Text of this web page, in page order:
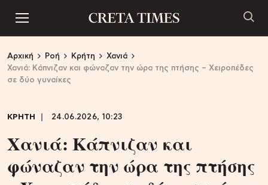
Αρχική Ροή Κρήτη
Χανιά
Χανιά: Kάπνιζαν και φώναζαν την ώρα της πτήσης – Xειροπέδες
σε δύο γυναίκες
ΚΡΗΤΗ 24.06.2026, 10:23
Χανιά: Kάπνιζαν και
φώναζαν την ώρα της πτήσης